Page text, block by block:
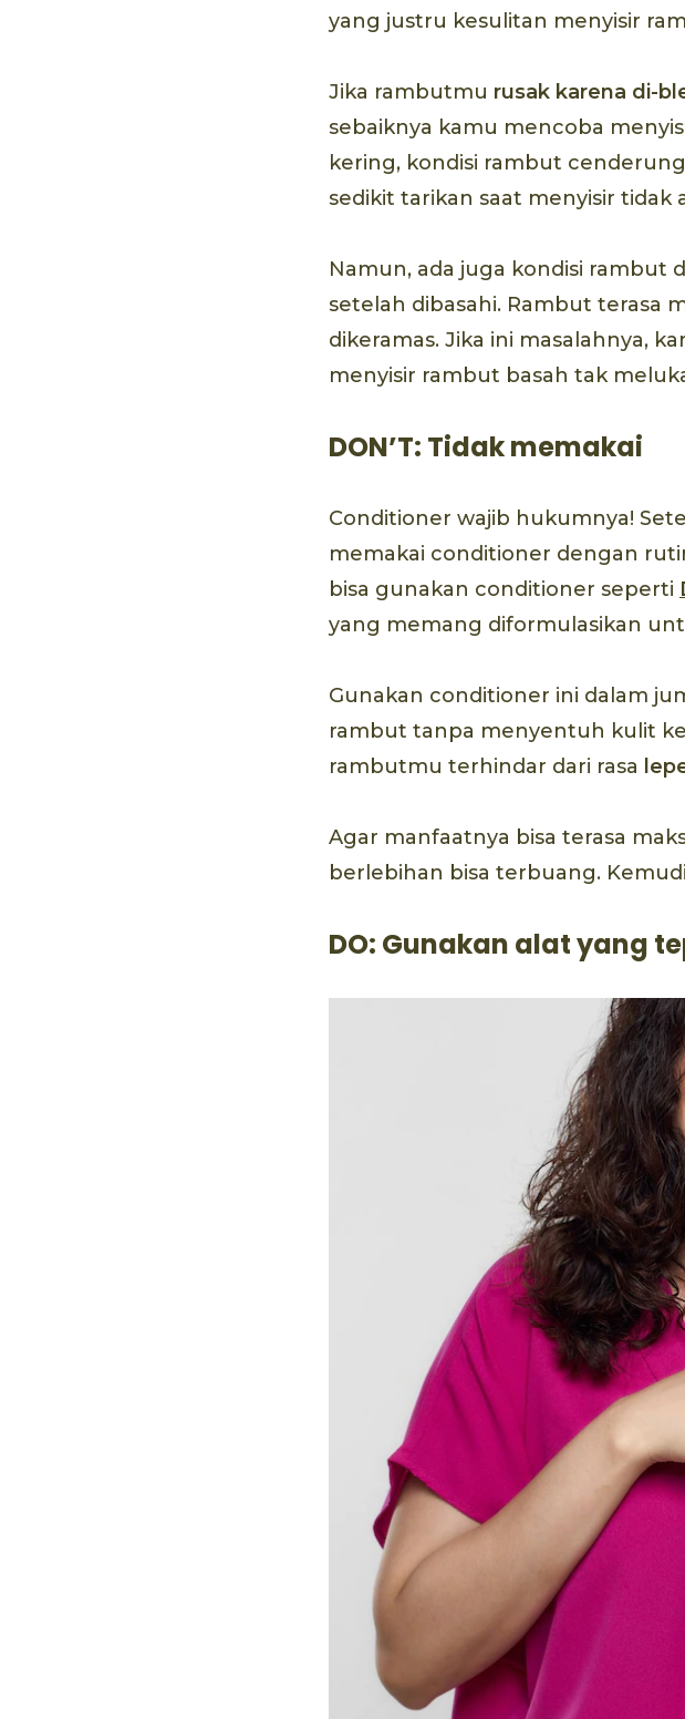
yang justru kesulitan menyisir
Jika rambutmu rusak karena di-
sebaiknya kamu mencoba
kering, kondisi rambut
sedikit tarikan saat menyisir
Namun, ada juga kondisi rambut
setelah dibasahi. Rambut terasa
dikeramas. Jika ini masalahnya,
menyisir rambut basah tak
DON’T: Tidak memakai
Conditioner wajib hukumnya!
memakai conditioner dengan
bisa gunakan conditioner seperti
yang memang diformulasikan
Gunakan conditioner ini dalam
rambut tanpa menyentuh kulit
rambutmu terhindar dari rasa
Agar manfaatnya bisa terasa
berlebihan bisa terbuang.
DO: Gunakan alat yang